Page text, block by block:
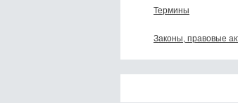
Термины
Законы, правовые